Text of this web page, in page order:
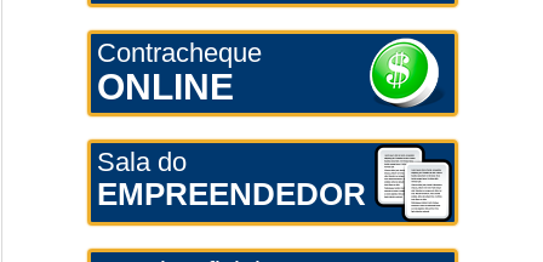
Contracheque
ONLINE
Sala do
EMPREENDEDOR